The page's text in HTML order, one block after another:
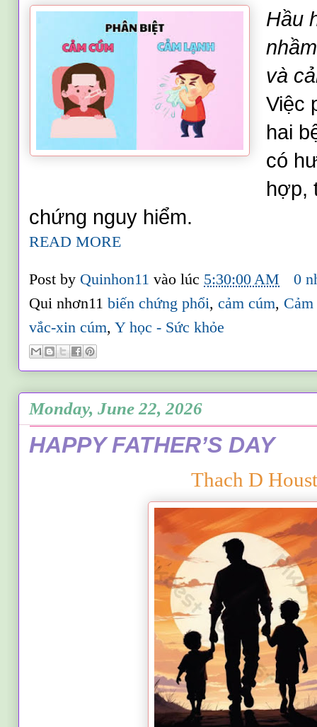
Hầu
và
Việc
hai
có
hợp,
chứng nguy hiểm.
READ MORE
Post by Quinhon11vào lúc 5:30:00 AM
0
Qui nhơn11biến chứng phổi,cảm cúm,
vắc-xin cúm,Y học - Sức khỏe
Monday, June 22, 2026
HAPPY FATHER’S DAY
Thach D